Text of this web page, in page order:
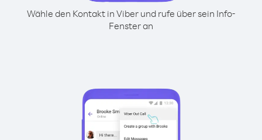
Wähle den Kontakt in Viber und rufe über sein Info-
Fenster an